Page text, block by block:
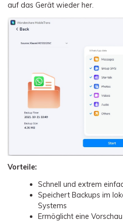
auf das Gerät wieder her.
Vorteile:
Schnell und extrem
Speichert Backups im
Systems
Ermöglicht eine